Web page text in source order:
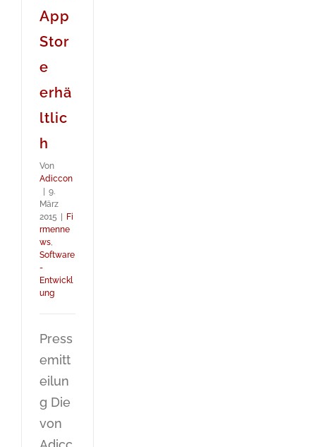
App
Stor
e
erhä
ltlic
h
Von
Adiccon
9.
März
2015
Fi
rmenne
ws,
Software
-
Entwickl
ung
Press
emitt
eilun
g Die
von